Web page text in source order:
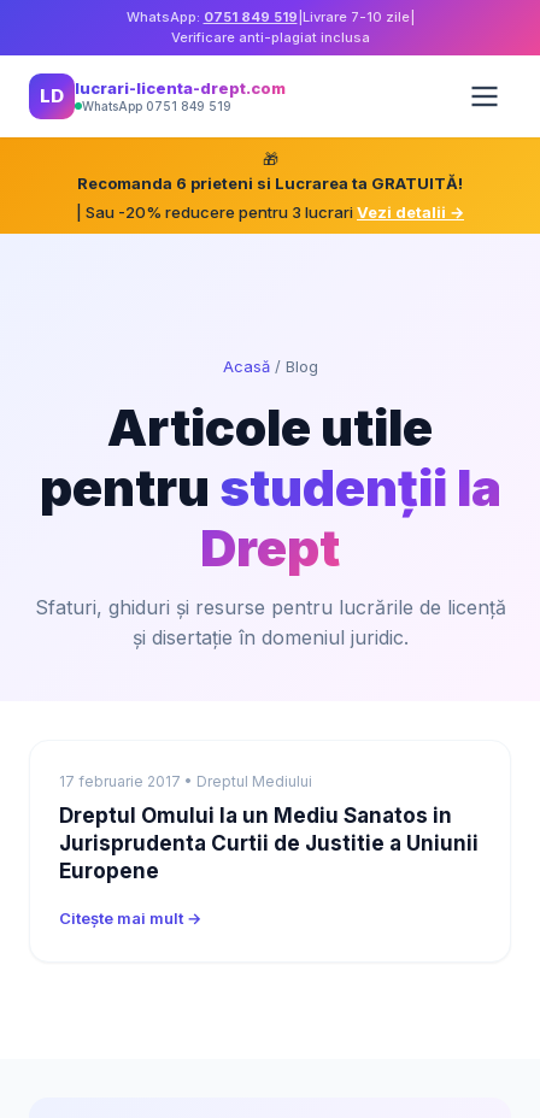
WhatsApp: 0751 849 519 Livrare 7-10 zile|
Verificare anti-plagiat inclusa
LD lucrari-licenta-drept.com
WhatsApp 0751 849 519
🎁
Recomanda 6 prieteni si Lucrarea ta GRATUITĂ!
| Sau -20% reducere pentru 3 lucrariVezi detalii →
Acasă/ Blog
Articole utile
pentru studenții la
Drept
Sfaturi, ghiduri și resurse pentru lucrările de licență
și disertație în domeniul juridic.
17 februarie 2017 • Dreptul Mediului
Dreptul Omului la un Mediu Sanatos in
Jurisprudenta Curtii de Justitie a Uniunii
Europene
Citește mai mult →